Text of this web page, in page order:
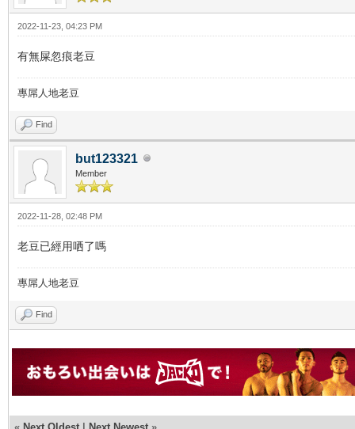
2022-11-23, 04:23 PM
有無屎忽痕老豆
專屌人地老豆
Find
but123321
Member
2022-11-28, 02:48 PM
老豆已經用哂了嗎
專屌人地老豆
Find
« Next Oldest | Next Newest »